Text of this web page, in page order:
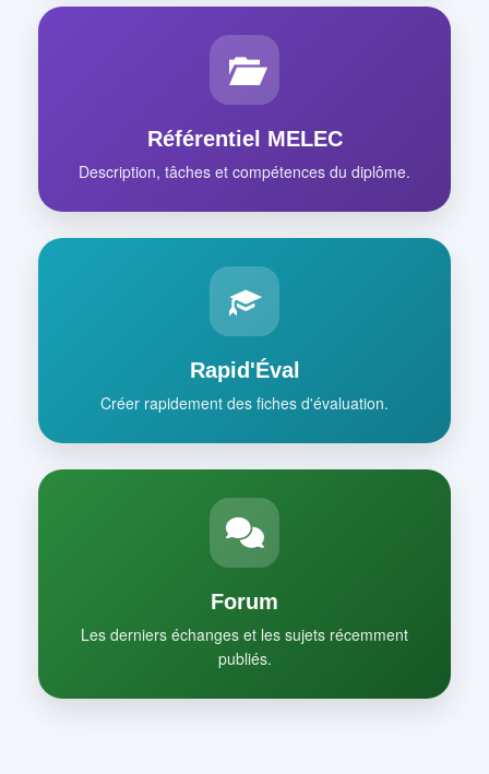
Référentiel MELEC
Description, tâches et compétences du diplôme.
Rapid'Éval
Créer rapidement des fiches d'évaluation.
Forum
Les derniers échanges et les sujets récemment
publiés.